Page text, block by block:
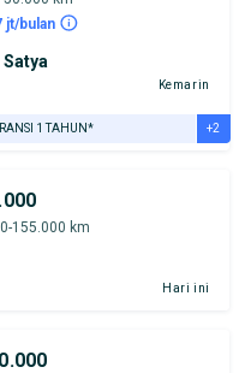
jt/bulan
Kemarin
1 TAHUN* +2
155.000 km
Hari ini